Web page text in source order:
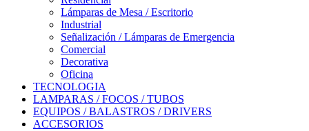
Lámparas de Mesa / Escritorio
Industrial
Señalización / Lámparas de Emergencia
Comercial
Decorativa
Oficina
TECNOLOGIA
LAMPARAS / FOCOS / TUBOS
EQUIPOS / BALASTROS / DRIVERS
ACCESORIOS